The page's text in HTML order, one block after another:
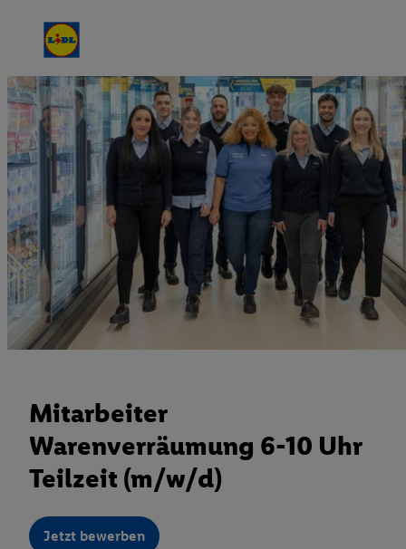
Mitarbeiter
Warenverräumung 6-10 Uhr
Teilzeit (m/w/d)
Jetzt bewerben